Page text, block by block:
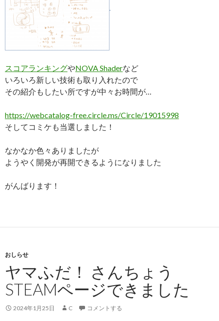
スコアランキングやNOVA Shaderなど
いろいろ新しい技術も取り入れたので
その紹介もしたい所ですが中々お時間が…
https://webcatalog-free.circle.ms/Circle/19015998
そしてコミケも当選しました！
なかなか色々ありましたが
ようやく開発が再開できるようになりました
がんばります！
おしらせ
ヤマふだ！ さんちょう
STEAMページできました
2024年1月25日 C コメントする